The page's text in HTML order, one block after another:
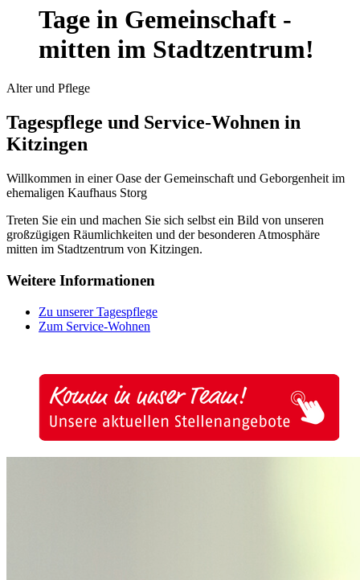
Tage in Gemeinschaft -
mitten im Stadtzentrum!
Alter und Pflege
Tagespflege und Service-Wohnen in
Kitzingen
Willkommen in einer Oase der Gemeinschaft und Geborgenheit im
ehemaligen Kaufhaus Storg
Treten Sie ein und machen Sie sich selbst ein Bild von unseren
großzügigen Räumlichkeiten und der besonderen Atmosphäre
mitten im Stadtzentrum von Kitzingen.
Weitere Informationen
Zu unserer Tagespflege
Zum Service-Wohnen